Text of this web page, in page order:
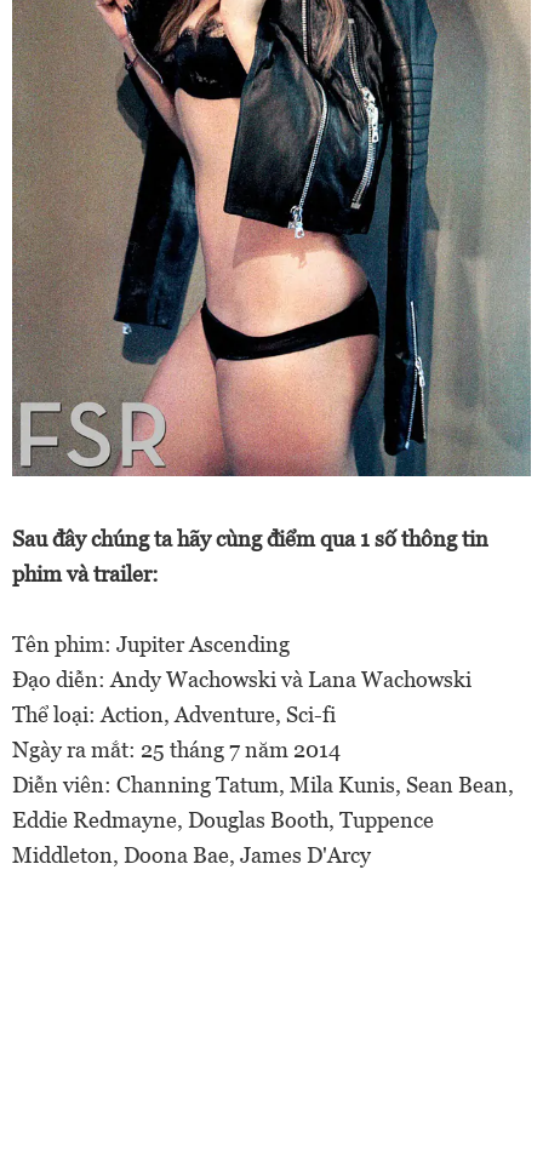
Sau đây chúng ta hãy cùng điểm qua 1 số thông tin
phim và trailer:
Tên phim: Jupiter Ascending
Đạo diễn: Andy Wachowski và Lana Wachowski
Thể loại: Action, Adventure, Sci-fi
Ngày ra mắt: 25 tháng 7 năm 2014
Diễn viên: Channing Tatum, Mila Kunis, Sean Bean,
Eddie Redmayne, Douglas Booth, Tuppence
Middleton, Doona Bae, James D'Arcy